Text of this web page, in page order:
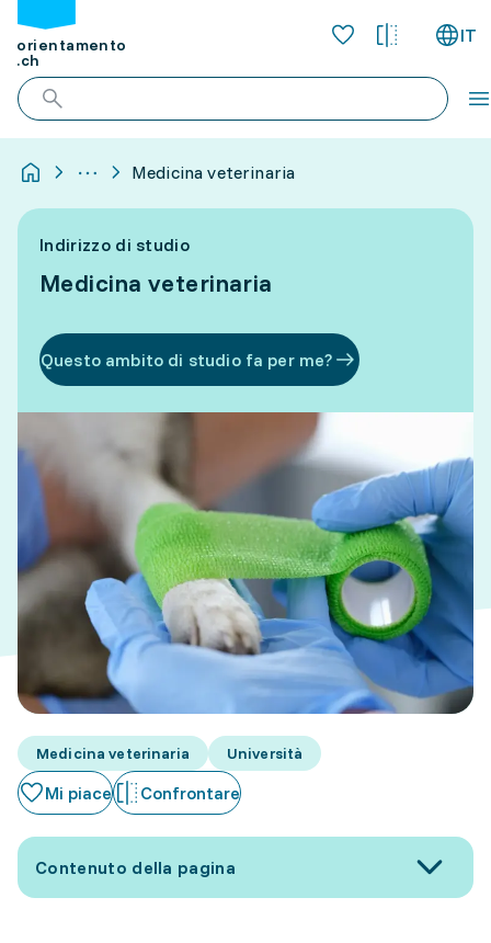
orientamento
.ch
IT
Medicina veterinaria
Indirizzo di studio
Medicina veterinaria
Questo ambito di studio fa per me?
Medicina veterinaria Università
Mi piace Confrontare
Contenuto della pagina